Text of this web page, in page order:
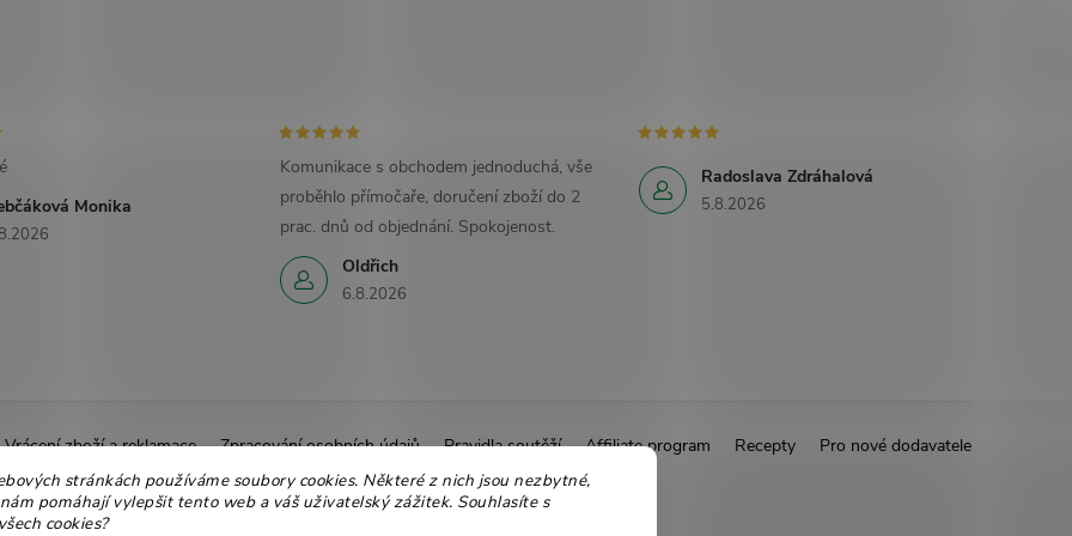
stránkách používáme soubory cookies. Některé z nich jsou nezbytné,
pomáhají vylepšit tento web a váš uživatelský zážitek. Souhlasíte s
cookies?
Monika
Oldřich
6.8.2026
Komunikace s obchodem jednoduchá, vše
proběhlo přímočaře, doručení zboží do 2
prac. dnů od objednání. Spokojenost.
Radoslava Zdráhalová
5.8.2026
Vrácení zboží a reklamace Zpracování osobních údajů Pravidla soutěží Affiliate program Recepty
Pro nové dodavatele
Ekologické balení
Moje objednávka